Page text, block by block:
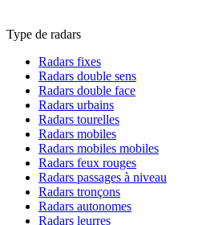
Type de radars
Radars fixes
Radars double sens
Radars double face
Radars urbains
Radars tourelles
Radars mobiles
Radars mobiles mobiles
Radars feux rouges
Radars passages à niveau
Radars tronçons
Radars autonomes
Radars leurres